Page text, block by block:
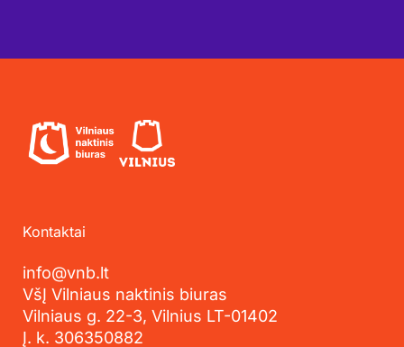
Kontaktai
info@vnb.lt
VšĮ Vilniaus naktinis biuras
Vilniaus g. 22-3, Vilnius LT-01402
Į. k. 306350882